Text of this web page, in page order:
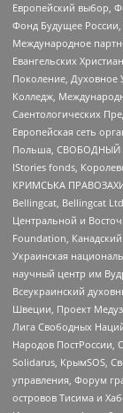
Европейский выбор,
Фонд Будущее
Международное
Евангельских
Поколение, Духовное
Колледж,
Саентологических
Европейская сеть
Польша, СВОБОДНЫЙ
IStories fonds,
КРИМСЬКА
Bellingcat, Bellingcat
Центральной и
Foundation,
Украинская
научный центр им
Всеукраинский
Швеции, Проект
Лига Свободных
Народов ПостРоссии,
Solidarus, КрымSOS,
управления, Форум
островов Тисима и